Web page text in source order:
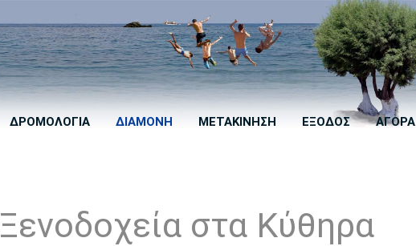
ΔΡΟΜΟΛΟΓΙΑ ΔΙΑΜΟΝΗ ΜΕΤΑΚΙΝΗΣΗ ΕΞΟΔΟΣ ΑΓΟΡΑ
Ξενοδοχεία στα Κύθηρα